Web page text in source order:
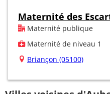
Maternité des
Maternité publique
Maternité de niveau 1
Briançon (05100)